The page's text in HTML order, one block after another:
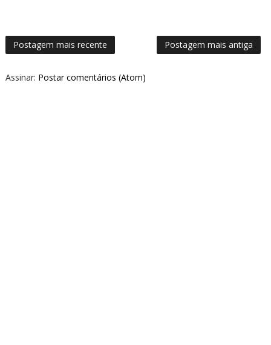
Postagem mais recente Postagem mais antiga
Assinar: Postar comentários (Atom)